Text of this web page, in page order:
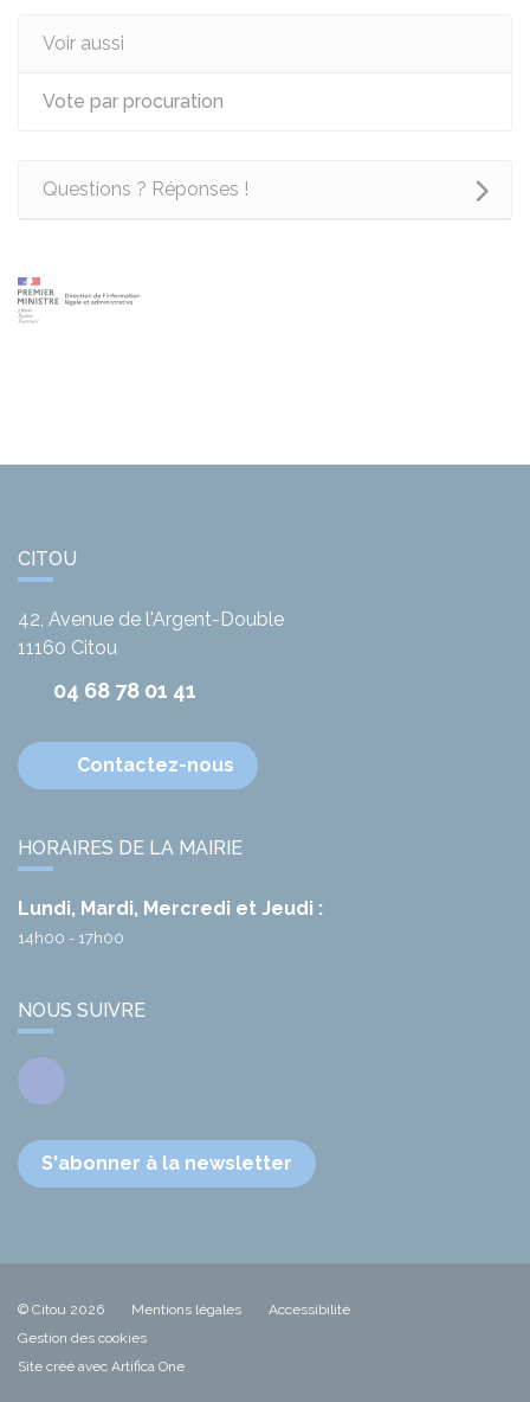
Voir aussi
Vote par procuration
Questions ? Réponses !
CITOU
42, Avenue de l'Argent-Double
11160 Citou
04 68 78 01 41
Contactez-nous
HORAIRES DE LA MAIRIE
Lundi, Mardi, Mercredi et Jeudi :
14h00 - 17h00
NOUS SUIVRE
Facebook
S'abonner à la newsletter
© Citou 2026 Mentions légales
Accessibilité
Gestion des cookies
Site créé avec Artifica One